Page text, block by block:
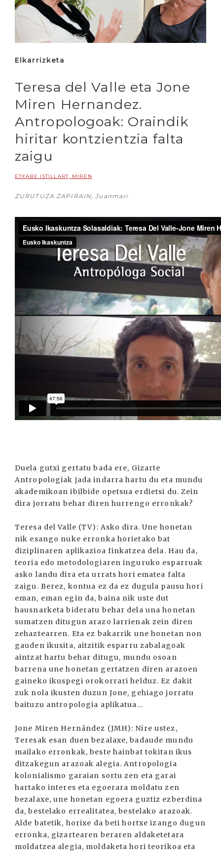
Elkarrizketa
Teresa del Valle eta Jone
Miren Hernandez.
Antropologoak: Oraindik
hiritar kontzientzia falta
zaigu
ETXABE ISTILLART, MIREN
ZURUTUZA ZAPIRAIN, Juanmari
Duela gutxi gertatu bada ere, Gizarte
Antropologiak jada indarra hartu du eta mundu
akademikoan ibilbide opetsua erdietsi du. Zein
dira jorratu behar diren hurrengo erronkak?
Teresa del Valle (TV): Asko dira. Une honetan
nik esango nuke erronka horietako bat
diziplinaren aplikazioa finkatzea dela. Hau da,
teoria edo metodologiaren inguruko esparruak
asko landu dira eta urrats hori ematea falta
zaigu. Berez, kontua ez da ez dugula pausu hori
eman, eman egin da, baina nik uste dut
hausnarketa bideratu behar dela una honetan
sumatzen ditugun arazo larrienak zein diren
zehaztearren. Eta ez bakarrik une honetan non
gauden ikusita, aitzitik esparru zabalagoak
aintzat hartu behar ditugu, mundu osoan
barrena une honetan gertatzen diren arazoen
gaineko ikuspegi orokorrari helduz. Ez dakit
zuk nola ikusten duzun Jone, gehiago jorratu
baituzu antropologia aplikatua...
Jone Miren Hernández (JMH): Nire ustez,
Teresak esan duen bezalaxe, badaude mundu
mailako erronkak, beste hainbat tokitan ikus
ditzakegun arazoak alegia. Antropologia
kolonialismo garaian sortu zen eta garai
hartako interes eta egoerara moldatu zen
bezalaxe, une honetan egoera guztiz ezberdina
da, bestelako errealitatea, bestelako arazoak.
Alde batetik, horixe da beti hortxe izango dugun
erronka, gizartearen beraren aldaketetara
moldatzea alegia, moldaketa hori teorikoa eta